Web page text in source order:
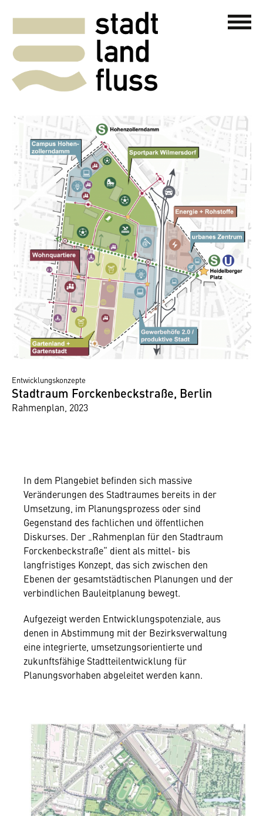
Entwicklungskonzepte
Stadtraum Forckenbeckstraße, Berlin
Rahmenplan, 2023
In dem Plangebiet befinden sich massive
Veränderungen des Stadtraumes bereits in der
Umsetzung, im Planungsprozess oder sind
Gegenstand des fachlichen und öffentlichen
Diskurses. Der „Rahmenplan für den Stadtraum
Forckenbeckstraße“ dient als mittel- bis
langfristiges Konzept, das sich zwischen den
Ebenen der gesamtstädtischen Planungen und der
verbindlichen Bauleitplanung bewegt.
Aufgezeigt werden Entwicklungspotenziale, aus
denen in Abstimmung mit der Bezirksverwaltung
eine integrierte, umsetzungsorientierte und
zukunftsfähige Stadtteilentwicklung für
Planungsvorhaben abgeleitet werden kann.